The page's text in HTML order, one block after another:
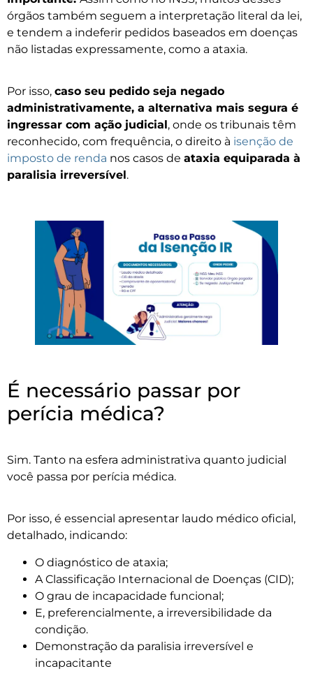
órgãos também seguem a interpretação literal da lei,
e tendem a indeferir pedidos baseados em doenças
não listadas expressamente, como a ataxia.
Por isso, caso seu pedido seja negado
administrativamente, a alternativa mais segura é
ingressar com ação judicial, onde os tribunais têm
reconhecido, com frequência, o direito à isenção de
imposto de renda nos casos de ataxia equiparada à
paralisia irreversível.
É necessário passar por
perícia médica?
Sim. Tanto na esfera administrativa quanto judicial
você passa por perícia médica.
Por isso, é essencial apresentar laudo médico oficial,
detalhado, indicando:
O diagnóstico de ataxia;
A Classificação Internacional de Doenças (CID);
O grau de incapacidade funcional;
E, preferencialmente, a irreversibilidade da
condição.
Demonstração da paralisia irreversível e
incapacitante